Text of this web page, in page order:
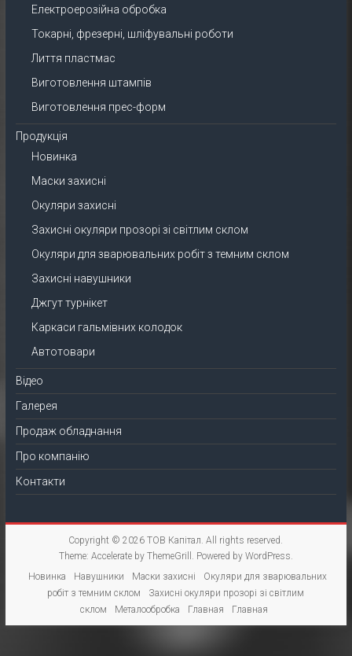
Електроерозійна обробка
Токарні, фрезерні, шліфувальні роботи
Лиття пластмас
Виготовлення штампів
Виготовлення прес-форм
Продукція
Новинка
Маски захисні
Окуляри захисні
Захисні окуляри прозорі зі світлим склом
Окуляри для зварювальних робіт з темним склом
Захисні навушники
Джгут турнікет
Каркаси гальмівних колодок
Автотовари
Відео
Галерея
Продаж обладнання
Про компанію
Контакти
Copyright © 2026ТОВ Капітал. All rights reserved.
Theme: Accelerateby ThemeGrill. Powered by WordPress.
Новинка
Навушники Маски захисні
Окуляри для зварювальних
робіт з темним склом
Захисні окуляри прозорі зі світлим
склом
Металообробка Главная Главная